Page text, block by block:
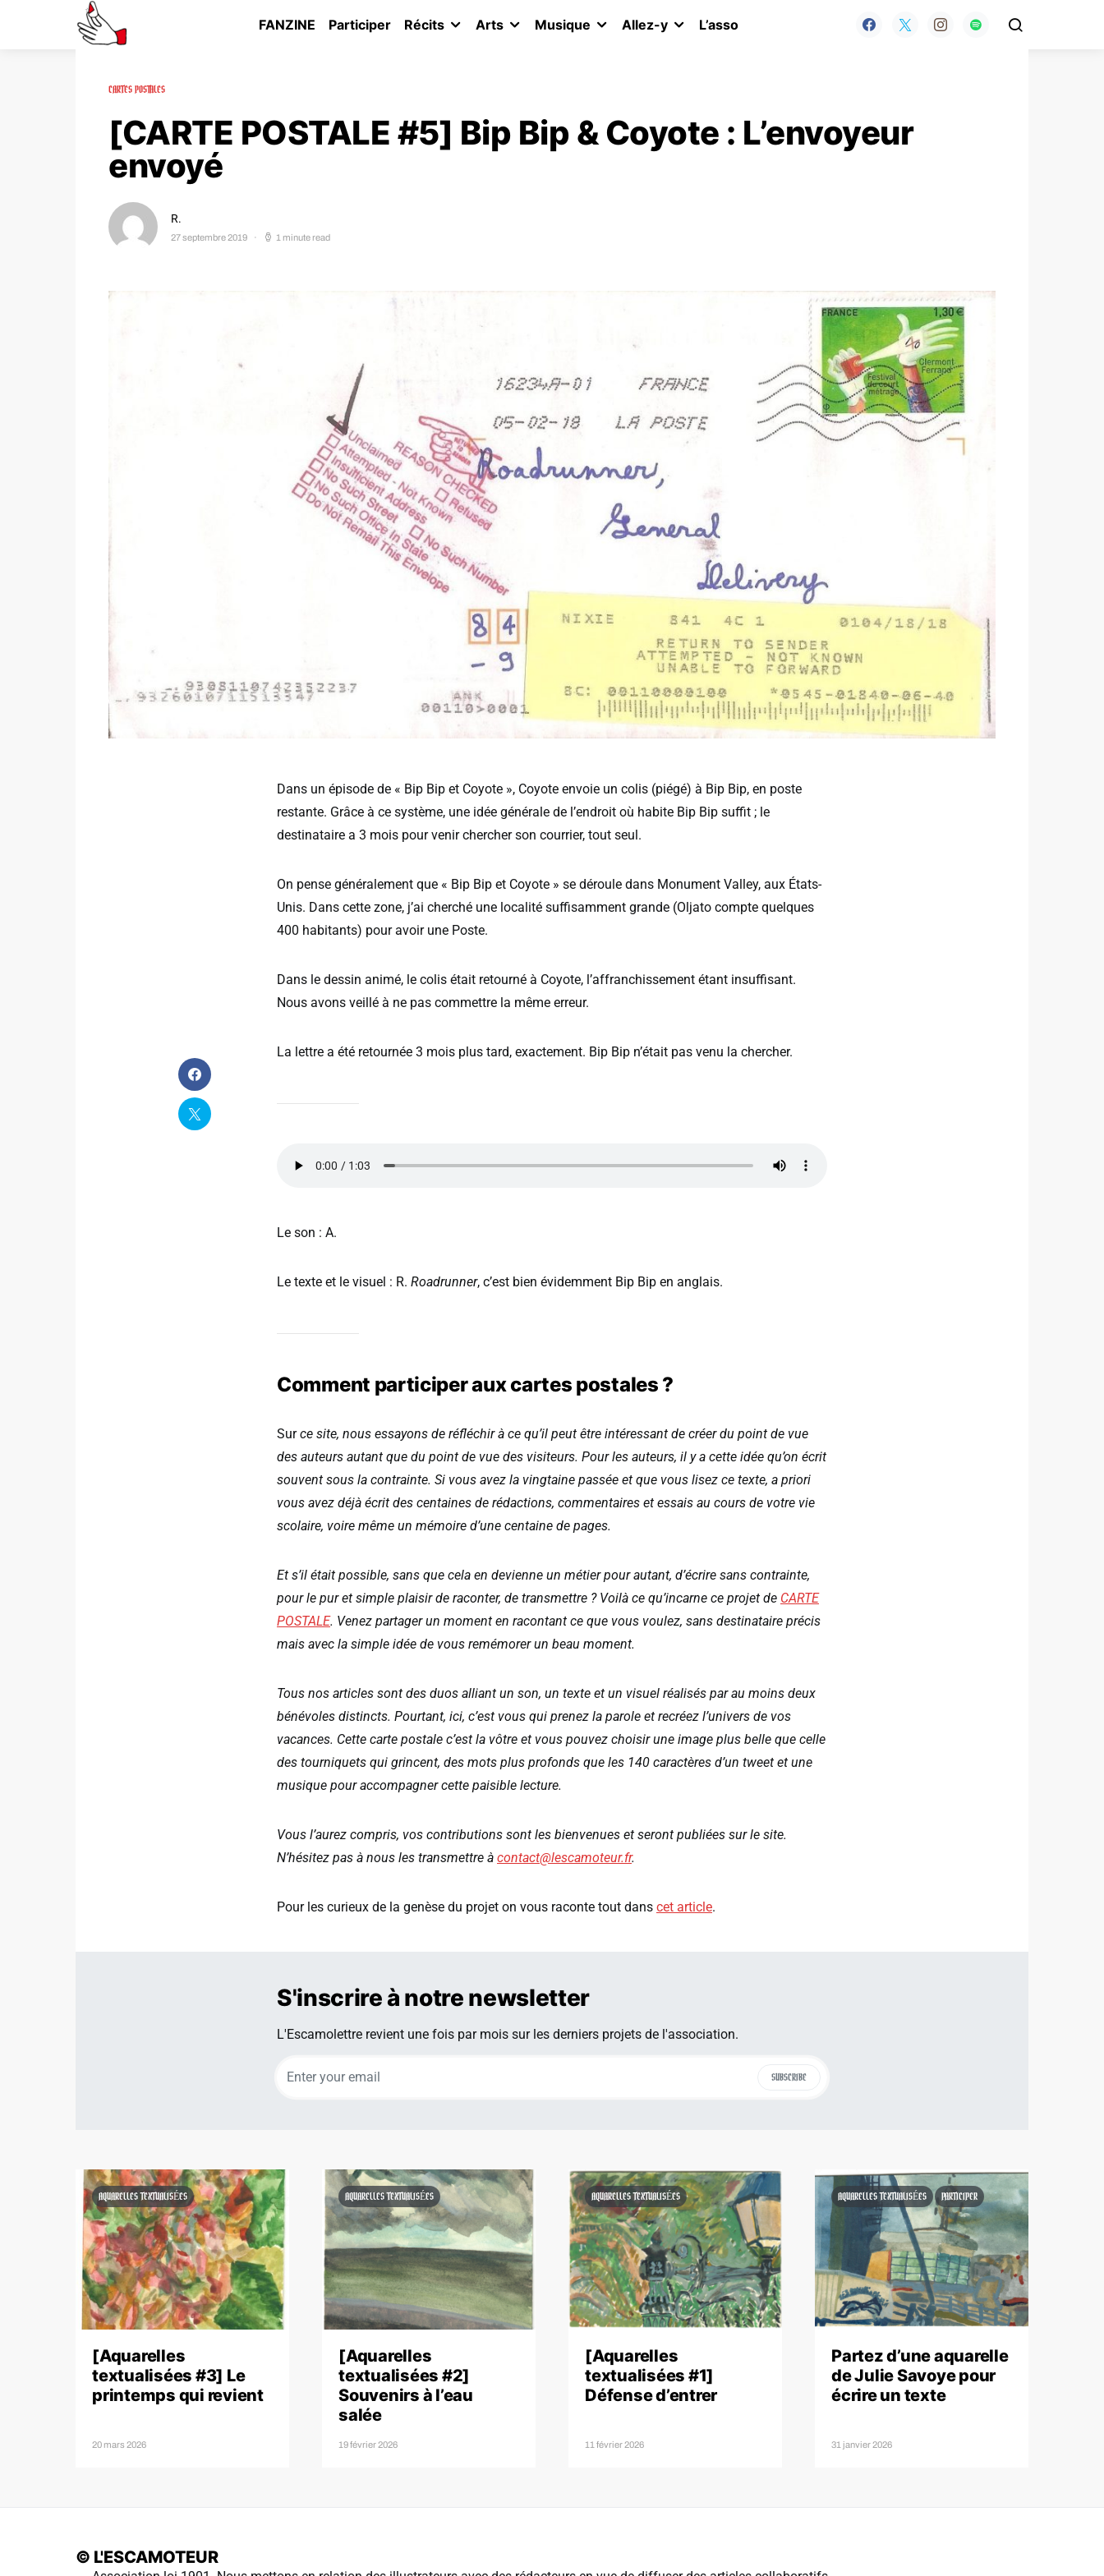
FANZINE Participer Récits Arts Musique Allez-y L’asso
CARTES POSTALES
[CARTE POSTALE #5] Bip Bip & Coyote : L’envoyeur
envoyé
R.
27 septembre 2019 1 minute read
Dans un épisode de « Bip Bip et Coyote », Coyote envoie un colis (piégé) à Bip Bip, en poste
restante. Grâce à ce système, une idée générale de l’endroit où habite Bip Bip suffit ; le
destinataire a 3 mois pour venir chercher son courrier, tout seul.
On pense généralement que « Bip Bip et Coyote » se déroule dans Monument Valley, aux États-
Unis. Dans cette zone, j’ai cherché une localité suffisamment grande (Oljato compte quelques
400 habitants) pour avoir une Poste.
Dans le dessin animé, le colis était retourné à Coyote, l’affranchissement étant insuffisant.
Nous avons veillé à ne pas commettre la même erreur.
La lettre a été retournée 3 mois plus tard, exactement. Bip Bip n’était pas venu la chercher.
Le son : A.
Le texte et le visuel : R. Roadrunner, c’est bien évidemment Bip Bip en anglais.
Comment participer aux cartes postales ?
Surce site, nous essayons de réfléchir à ce qu’il peut être intéressant de créer du point de vue
des auteurs autant que du point de vue des visiteurs. Pour les auteurs, il y a cette idée qu’on écrit
souvent sous la contrainte. Si vous avez la vingtaine passée et que vous lisez ce texte, a priori
vous avez déjà écrit des centaines de rédactions, commentaires et essais au cours de votre vie
scolaire, voire même un mémoire d’une centaine de pages.
Et s’il était possible, sans que cela en devienne un métier pour autant, d’écrire sans contrainte,
pour le pur et simple plaisir de raconter, de transmettre ? Voilà ce qu’incarne ce projet de CARTE
POSTALE. Venez partager un moment en racontant ce que vous voulez, sans destinataire précis
mais avec la simple idée de vous remémorer un beau moment.
Tous nos articles sont des duos alliant un son, un texte et un visuel réalisés par au moins deux
bénévoles distincts. Pourtant, ici, c’est vous qui prenez la parole et recréez l’univers de vos
vacances. Cette carte postale c’est la vôtre et vous pouvez choisir une image plus belle que celle
des tourniquets qui grincent, des mots plus profonds que les 140 caractères d’un tweet et une
musique pour accompagner cette paisible lecture.
Vous l’aurez compris, vos contributions sont les bienvenues et seront publiées sur le site.
N’hésitez pas à nous les transmettre à contact@lescamoteur.fr.
Pour les curieux de la genèse du projet on vous raconte tout dans cet article.
S'inscrire à notre newsletter
L'Escamolettre revient une fois par mois sur les derniers projets de l'association.
SUBSCRIBE
AQUARELLES TEXTUALISÉES
[Aquarelles
textualisées #3] Le
printemps qui revient
20 mars 2026
AQUARELLES TEXTUALISÉES
[Aquarelles
textualisées #2]
Souvenirs à l’eau
salée
19 février 2026
AQUARELLES TEXTUALISÉES
[Aquarelles
textualisées #1]
Défense d’entrer
11 février 2026
AQUARELLES TEXTUALISÉES PARTICIPER
Partez d’une aquarelle
de Julie Savoye pour
écrire un texte
31 janvier 2026
© L'ESCAMOTEUR